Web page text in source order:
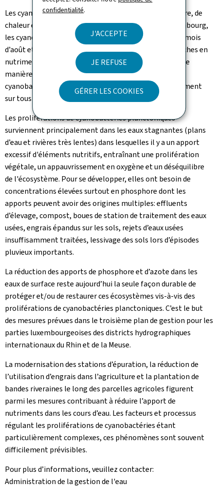
confidentialité.
J'ACCEPTE
JE REFUSE
GÉRER LES COOKIES
Les cyanobactéries planctoniques ont besoin de lumière, de
chaleur et de nutriments pour se développer. Au Luxembourg,
les cyanobactéries prolifèrent généralement entre le mois
d’août et le mois d'octobre, dans des eaux calmes et riches en
nutriments comme les lacs, les étangs et la Moselle. De
manière générale, des épisodes de prolifération de
cyanobactéries sont observés de plus en plus fréquemment
sur tous les continents.
Les proliférations de cyanobactéries planctoniques
surviennent principalement dans les eaux stagnantes (plans
d’eau et rivières très lentes) dans lesquelles il y a un apport
excessif d'éléments nutritifs, entraînant une prolifération
végétale, un appauvrissement en oxygène et un déséquilibre
de l'écosystème. Pour se développer, elles ont besoin de
concentrations élevées surtout en phosphore dont les
apports peuvent avoir des origines multiples: effluents
d’élevage, compost, boues de station de traitement des eaux
usées, engrais épandus sur les sols, rejets d’eaux usées
insuffisamment traitées, lessivage des sols lors d’épisodes
pluvieux importants.
La réduction des apports de phosphore et d’azote dans les
eaux de surface reste aujourd’hui la seule façon durable de
protéger et/ou de restaurer ces écosystèmes vis-à-vis des
proliférations de cyanobactéries planctoniques. C’est le but
des mesures prévues dans le troisième plan de gestion pour les
parties luxembourgeoises des districts hydrographiques
internationaux du Rhin et de la Meuse.
La modernisation des stations d’épuration, la réduction de
l’utilisation d’engrais dans l’agriculture et la plantation de
bandes riveraines le long des parcelles agricoles figurent
parmi les mesures contribuant à réduire l’apport de
nutriments dans les cours d’eau. Les facteurs et processus
régulant les proliférations de cyanobactéries étant
particulièrement complexes, ces phénomènes sont souvent
difficilement prévisibles.
Pour plus d’informations, veuillez contacter:
Administration de la gestion de l'eau